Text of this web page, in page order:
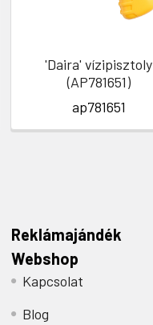
'Daira' vízipisztoly
(AP781651)
ap781651
Reklámajándék
Webshop
Kapcsolat
Blog